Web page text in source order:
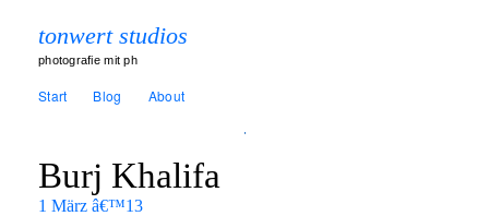
tonwert studios
photografie mit ph
Start Blog About
Burj Khalifa
1 März â€™13